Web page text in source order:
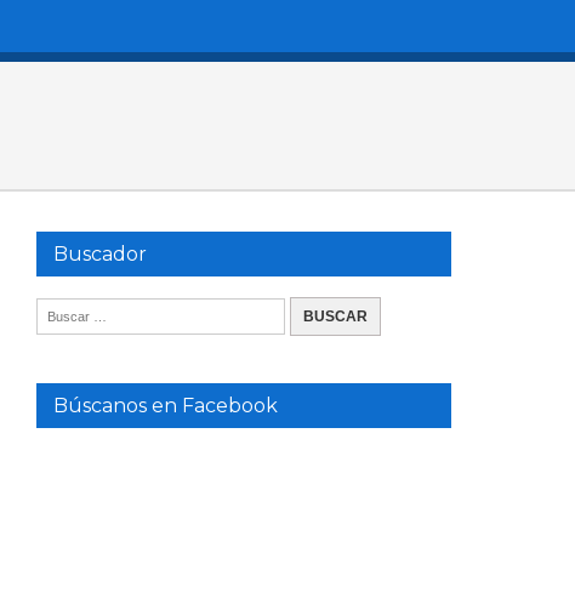
Buscador
Búscanos en Facebook